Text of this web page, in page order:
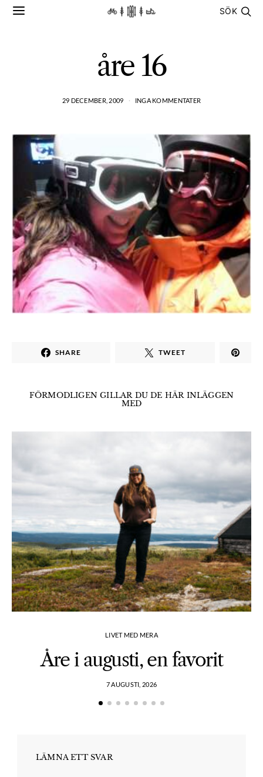
SÖK
åre 16
29 DECEMBER, 2009 INGA KOMMENTATER
SHARE TWEET
FÖRMODLIGEN GILLAR DU DE HÄR INLÄGGEN
MED
LIVET MED MERA
Åre i augusti, en favorit
7 AUGUSTI, 2026
LÄMNA ETT SVAR